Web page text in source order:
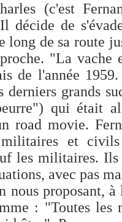
(c'est
décide de
long de sa route
"La
de l'année
derniers grands
qui était
road movie.
militaires et
les militaires.
avec pas
nous proposant, à
: "Toutes les